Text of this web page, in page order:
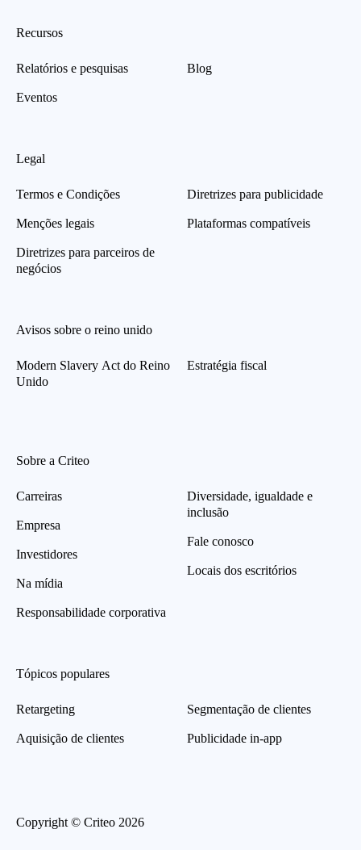
Recursos
Relatórios e pesquisas
Eventos
Blog
Legal
Termos e Condições
Menções legais
Diretrizes para parceiros de
negócios
Diretrizes para publicidade
Plataformas compatíveis
Avisos sobre o reino unido
Modern Slavery Act do Reino
Unido
Estratégia fiscal
Sobre a Criteo
Carreiras
Empresa
Investidores
Na mídia
Responsabilidade corporativa
Diversidade, igualdade e
inclusão
Fale conosco
Locais dos escritórios
Tópicos populares
Retargeting
Aquisição de clientes
Segmentação de clientes
Publicidade in-app
Copyright © Criteo 2026